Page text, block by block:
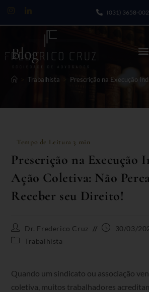
(031) 3658-
Blog
Trabalhista Prescrição na Execução
Prescrição na Execução
Ação Coletiva: Não
Receber seu Direito!
Dr. Frederico Cruz
30/03/
Trabalhista
Quando um sindicato ou associação
coletiva, muitos trabalhadores